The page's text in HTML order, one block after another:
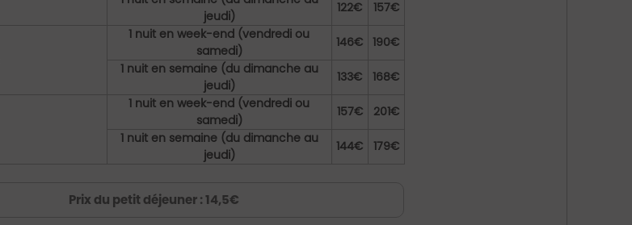
jeudi)
122€ 157€
1 nuit en week-end (vendredi ou
samedi)
146€
190€
1 nuit en semaine (du dimanche au
jeudi)
133€ 168€
1 nuit en week-end (vendredi ou
samedi)
157€
201€
1 nuit en semaine (du dimanche au
jeudi)
144€ 179€
Prix du petit déjeuner : 14,5€